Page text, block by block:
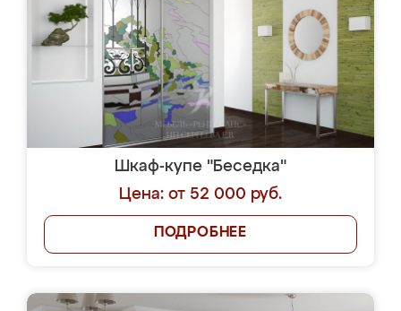
Шкаф-купе "Беседка"
Цена: от 52 000 руб.
ПОДРОБНЕЕ